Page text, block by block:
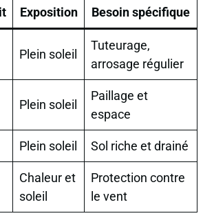
Exposition Besoin spécifique
Plein soleil
Tuteurage,
arrosage régulier
Plein soleil
Paillage et
espace
Plein soleil Sol riche et drainé
Chaleur et
soleil
Protection contre
le vent